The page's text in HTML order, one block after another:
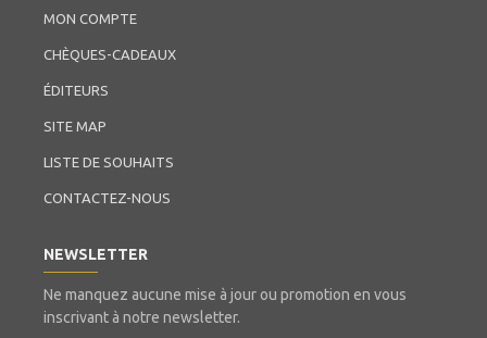
MON COMPTE
CHÈQUES-CADEAUX
ÉDITEURS
SITE MAP
LISTE DE SOUHAITS
CONTACTEZ-NOUS
NEWSLETTER
Ne manquez aucune mise à jour ou promotion en vous
inscrivant à notre newsletter.